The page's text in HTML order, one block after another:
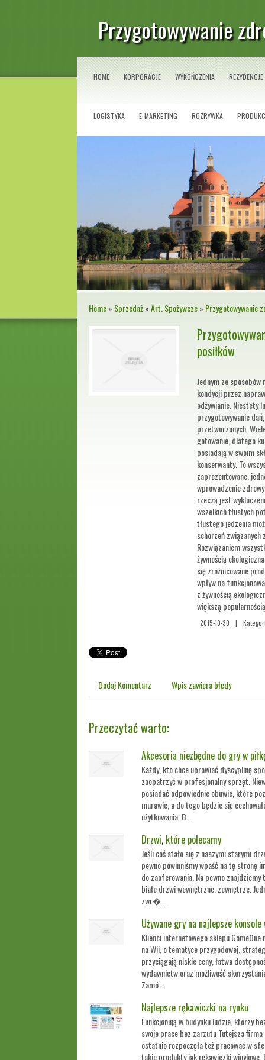
Przygotowywanie
HOME KORPORACJE WYKOŃCZENIA REZYDENCJE
LOGISTYKA E-MARKETING ROZRYWKA
Home» Sprzedaż»Art. Spożywcze» Przygotowywanie
posiłków
Jednym ze
kondycji przez
odżywianie. Niestety
przygotowywanie
przetworzonych.
gotowanie, dlatego
posiadają w swoim
konserwanty. To
zaprezentowane,
wprowadzenie
rzeczą jest
wszelkich tłustych
tłustego jedzenia
schorzeń
Rozwiązaniem
żywnością
się zróżnicowane
wpływ na
z żywnością
większą
2015-10-30 |
Dodaj Komentarz Wpis zawiera błędy
Przeczytać warto:
Akcesoria niezbędne do gry w
Każdy, kto chce uprawiać dyscyplinę
zaopatrzyć w profesjonalny sprzęt.
posiadać odpowiednie obuwie, które
murawie, a do tego będzie się
użytkowania. B...
Drzwi, które polecamy
Jeśli coś stało się z naszymi starymi
pewno powinniśmy wpaść na tę stronę
do zaoferowania. Na pewno
białe drzwi wewnętrzne, zewnętrze.
zwr�...
Używane gry na najlepsze konsole
Klienci internetowego sklepu
na Wii, o tematyce przygodowej,
przyciągają niskie ceny, łatwa
wydawnictw oraz możliwość
Zamó...
Najlepsze rękawiczki na rynku
Funkcjonują w budynku ludzie, którzy
swoje prace bez zarzutu Tutejsza firma
ostatnio rozpoczęła też pracować w
takie produkty jak rękawiczki winylowe,